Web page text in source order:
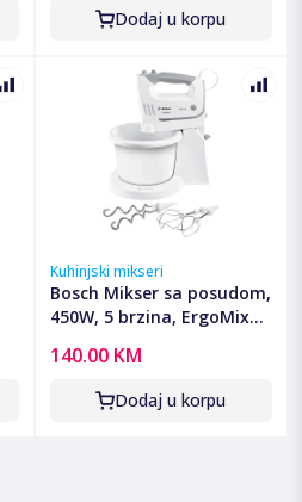
Dodaj u korpu
Kuhinjski mikseri
Bosch Mikser sa posudom,
450W, 5 brzina, ErgoMixx -
140.00 KM
Dodaj u korpu